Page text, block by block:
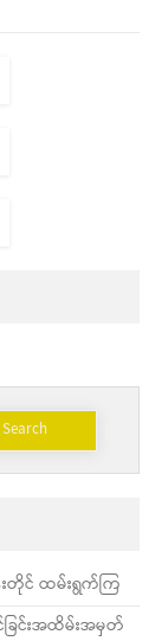
တိုင် ထမ်းရွက်ကြ
င်းအထိမ်းအမှတ်